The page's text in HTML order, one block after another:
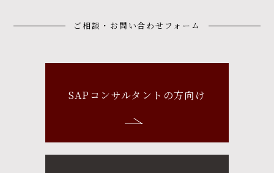
ご相談・お問い合わせフォーム
SAPコンサルタントの方向け